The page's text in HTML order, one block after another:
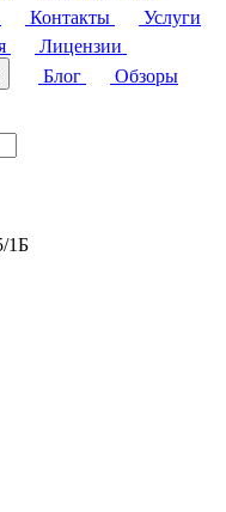
Контакты
Услуги
Лицензии
Блог
Обзоры
1Б